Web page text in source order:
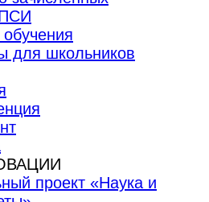
для школьников
проект «Наука и